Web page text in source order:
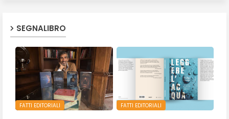
SEGNALIBRO
FATTI EDITORIALI FATTI EDITORIALI